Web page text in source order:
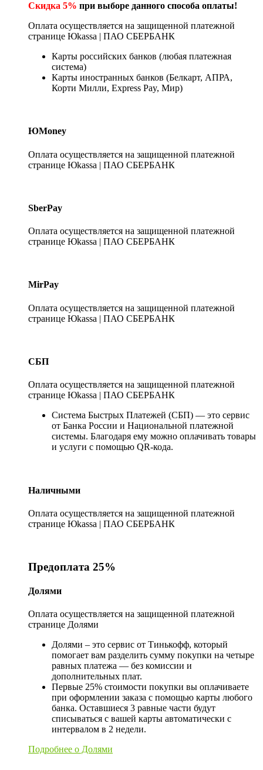
Скидка 5% при выборе данного способа оплаты!
Оплата осуществляется на защищенной платежной
странице Юkassa | ПАО СБЕРБАНК
Карты российских банков (любая платежная
система)
Карты иностранных банков (Белкарт, АПРА,
Корти Милли, Express Pay, Мир)
ЮMoney
Оплата осуществляется на защищенной платежной
странице Юkassa | ПАО СБЕРБАНК
SberPay
Оплата осуществляется на защищенной платежной
странице Юkassa | ПАО СБЕРБАНК
MirPay
Оплата осуществляется на защищенной платежной
странице Юkassa | ПАО СБЕРБАНК
СБП
Оплата осуществляется на защищенной платежной
странице Юkassa | ПАО СБЕРБАНК
Система Быстрых Платежей (СБП) — это сервис
от Банка России и Национальной платежной
системы. Благодаря ему можно оплачивать товары
и услуги с помощью QR-кода.
Наличными
Оплата осуществляется на защищенной платежной
странице Юkassa | ПАО СБЕРБАНК
Предоплата 25%
Долями
Оплата осуществляется на защищенной платежной
странице Долями
Долями – это сервис от Тинькофф, который
помогает вам разделить сумму покупки на четыре
равных платежа — без комиссии и
дополнительных плат.
Первые 25% стоимости покупки вы оплачиваете
при оформлении заказа с помощью карты любого
банка. Оставшиеся 3 равные части будут
списываться с вашей карты автоматически с
интервалом в 2 недели.
Подробнее о Долями